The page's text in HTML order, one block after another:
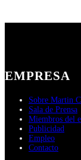
EMPRESA
Sobre Martin
Sala de Prensa
Miembros del
Publicidad
Empleo
Contacto